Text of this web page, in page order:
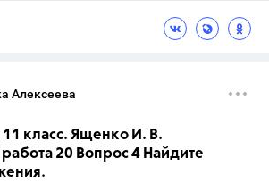
Алексеева
11 класс. Ященко И. В.
20 Вопрос 4 Найдите